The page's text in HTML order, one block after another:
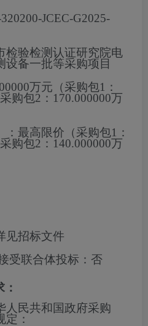
JCEC-G2025-
检验检测认证研究院电
设备一批等采购项目
万元（采购包1：
购包2：170.000000万
最高限价（采购包1：
购包2：140.000000万
见招标文件
受联合体投标： 否
人民共和国政府采购
：